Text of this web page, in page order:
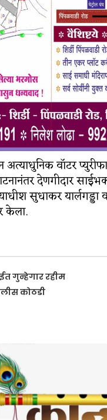
वॉटर
देणगीदार
सुधाकर
केला.
गुन्हेगार रहीम
कोठडी